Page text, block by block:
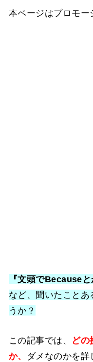
本ページはプロモー
『文頭でBecause
など、聞いたことあ
うか？
この記事では、 どの
か、
ダメなのかを詳